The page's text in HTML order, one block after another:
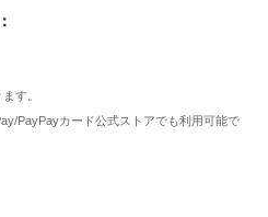
す。
PayPayカード公式ストアでも利用可能で